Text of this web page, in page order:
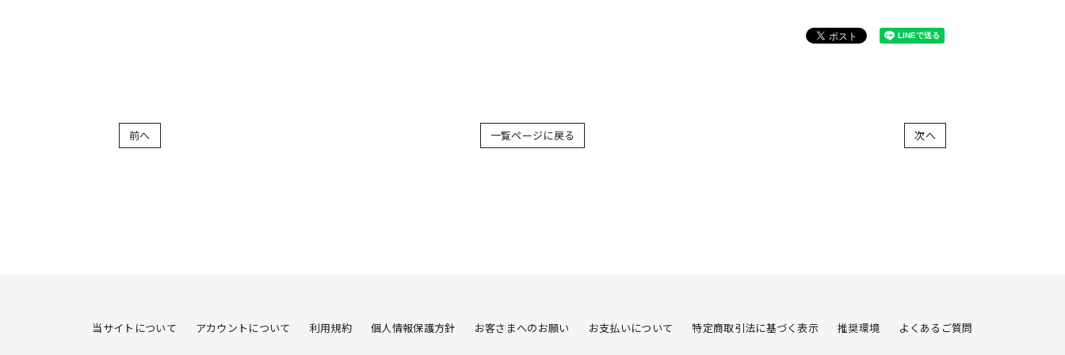
次へ
一覧ページに戻る
前へ
当サイトについて アカウントについて 利用規約 個人情報保護方針 お客さまへのお願い お支払いについて 特定商取引法に基づく表示 推奨環境 よくあるご質問